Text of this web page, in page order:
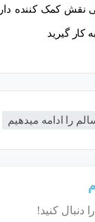
نقش کمک کننده
کار گيريد
را ادامه میدهیم
دنبال کنید!